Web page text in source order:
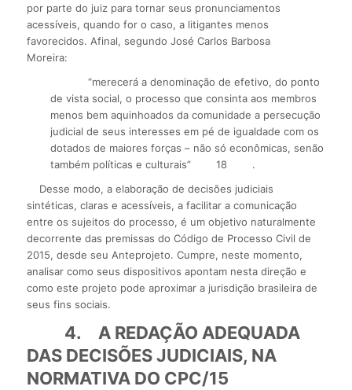
por parte do juiz para tornar seus pronunciamentos
acessíveis, quando for o caso, a litigantes menos
favorecidos. Afinal, segundo José Carlos Barbosa
Moreira:
“merecerá a denominação de efetivo, do ponto
de vista social, o processo que consinta aos membros
menos bem aquinhoados da comunidade a persecução
judicial de seus interesses em pé de igualdade com os
dotados de maiores forças – não só econômicas, senão
também políticas e culturais”
18
.
Desse modo, a elaboração de decisões judiciais
sintéticas, claras e acessíveis, a facilitar a comunicação
entre os sujeitos do processo, é um objetivo naturalmente
decorrente das premissas do Código de Processo Civil de
2015, desde seu Anteprojeto. Cumpre, neste momento,
analisar como seus dispositivos apontam nesta direção e
como este projeto pode aproximar a jurisdição brasileira de
seus fins sociais.
4.
A REDAÇÃO ADEQUADA
DAS DECISÕES JUDICIAIS, NA
NORMATIVA DO CPC/15